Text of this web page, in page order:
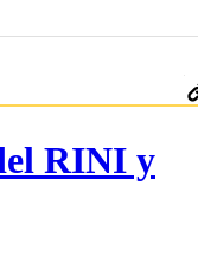
RINI y